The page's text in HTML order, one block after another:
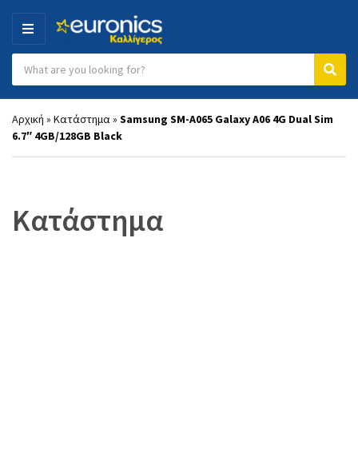
MENU
Category name
Αρχική » Κατάστημα» Samsung SM-A065 Galaxy A06 4G Dual Sim
6.7″ 4GB/128GB Black
Κατάστημα